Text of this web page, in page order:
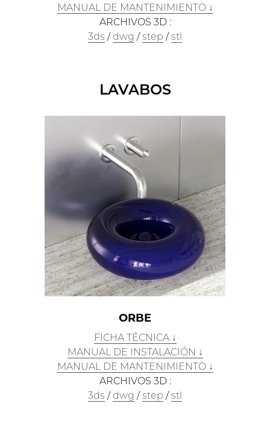
MANUAL DE MANTENIMIENTO ↓
ARCHIVOS 3D :
3ds /dwg /step /stl
LAVABOS
ORBE
FICHA TÉCNICA ↓
MANUAL DE INSTALACIÓN ↓
MANUAL DE MANTENIMIENTO ↓
ARCHIVOS 3D :
3ds /dwg /step /stl